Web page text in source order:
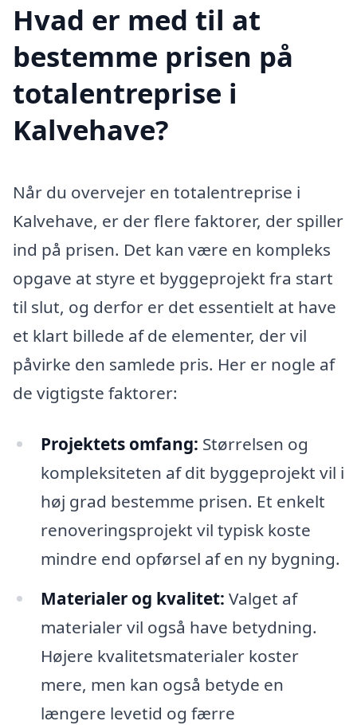
Hvad er med til at
bestemme prisen på
totalentreprise i
Kalvehave?
Når du overvejer en totalentreprise i
Kalvehave, er der flere faktorer, der spiller
ind på prisen. Det kan være en kompleks
opgave at styre et byggeprojekt fra start
til slut, og derfor er det essentielt at have
et klart billede af de elementer, der vil
påvirke den samlede pris. Her er nogle af
de vigtigste faktorer:
Projektets omfang: Størrelsen og
kompleksiteten af dit byggeprojekt vil i
høj grad bestemme prisen. Et enkelt
renoveringsprojekt vil typisk koste
mindre end opførsel af en ny bygning.
Materialer og kvalitet: Valget af
materialer vil også have betydning.
Højere kvalitetsmaterialer koster
mere, men kan også betyde en
længere levetid og færre